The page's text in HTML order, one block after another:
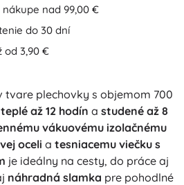
nad 99,00 €
do 30 dní
od 3,90 €
tvare plechovky s objemom 700
teplé až 12 hodín a studené až 8
vákuovému izolačnému
oceli a tesniacemu viečku s
je ideálny na cesty, do práce aj
náhradná slamka pre pohodlné